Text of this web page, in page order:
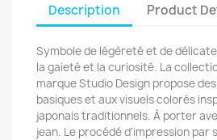
Description Product
Symbole de légèreté et de
la gaieté et la curiosité. La
marque Studio Design propose
basiques et aux visuels colorés
japonais traditionnels. À porter
jean. Le procédé d'impression par